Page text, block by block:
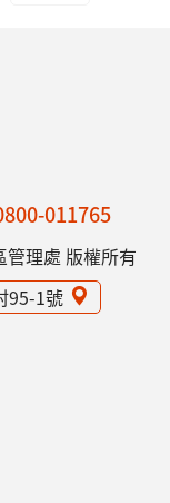
011765
理處 版權所有
95-1號